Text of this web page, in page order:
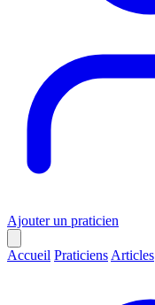
Ajouter un praticien
Accueil Praticiens Articles